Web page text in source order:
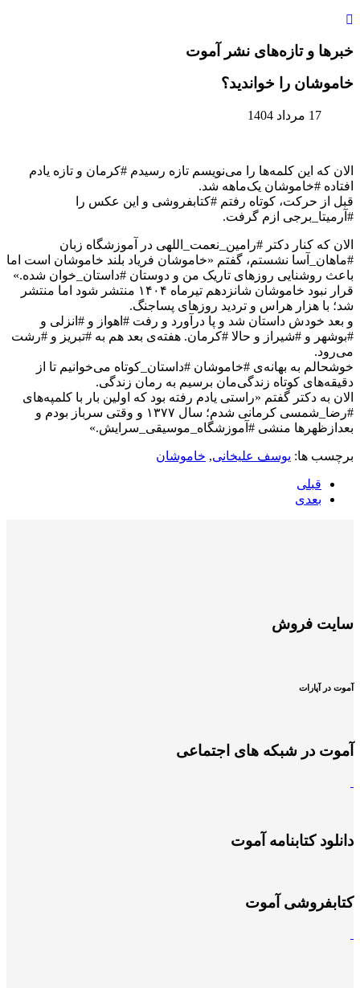
خبرها و تازه‌های نشر آموت
خاموشان را خواندید؟
17 مرداد 1404
الان که این کلمه‌ها را می‌نویسم تازه رسیدم #کرمان و تازه یادم
افتاده #خاموشان یک‌ماهه شد.
قبل از حرکت، کوتاه رفتم #کتابفروشی و این عکس را
#آرمیتا_برجی ازم گرفت.
الان که کنار دکتر #رامین_نعمت_اللهی در آموزشگاه زبان
#ماهان_آسا نشستم، گفتم «خاموشان فریاد بلند خاموشان است اما
باعث روشنایی روزهای تاریک من و دوستان #داستان_خوان شده.»
قرار نبود خاموشان شانزدهم تیرماه ۱۴۰۴ منتشر شود اما منتشر
شد؛ با هزار هراس و تردید روزهای پساجنگ.
و بعد خودش داستان شد و پا درآورد و رفت #اهواز و #انزلی و
#بوشهر و #شیراز و حالا #کرمان. هفته‌ی بعد هم به #تبریز و #رشت
می‌رود.
خوشحالم به بهانه‌ی #خاموشان #داستان_کوتاه می‌خوانیم تا از
دقیقه‌های کوتاه زندگی‌مان برسیم به رمان زندگی.
الان به دکتر گفتم «راستی یادم رفته بود که اولین بار با کلمپه‌های
#رضا_شمسی کرمانی شدم؛ سال ۱۳۷۷ و وقتی سرباز بودم و
بعدازظهرها منشی #آموزشگاه_موسیقی_سرایش.»
برچسب ها: یوسف علیخانی, خاموشان
قبلی
بعدی
سایت فروش
آموت در آپارات
آموت در شبکه های اجتماعی
دانلود کتابنامه آموت
کتابفروشی آموت